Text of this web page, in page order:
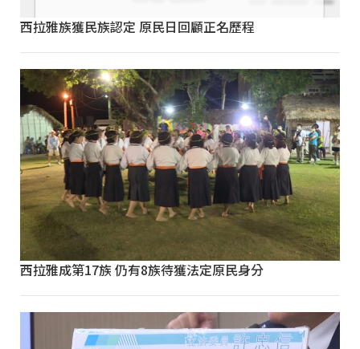
西拉雅族獲民族認定 原民日回顧正名歷程
西拉雅成第17族 仍有8族待獲法定原民身分